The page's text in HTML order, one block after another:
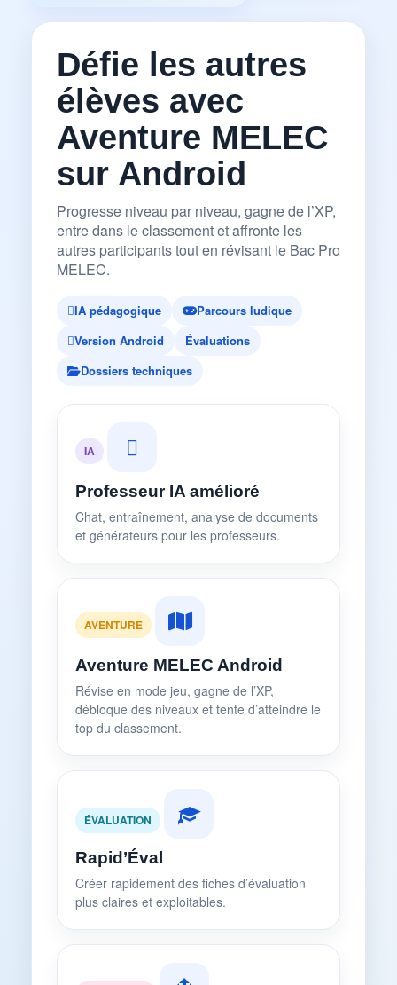
Défie les autres
élèves avec
Aventure MELEC
sur Android
Progresse niveau par niveau, gagne de l’XP,
entre dans le classement et affronte les
autres participants tout en révisant le Bac Pro
MELEC.
IA pédagogique
Parcours ludique
Version Android
Évaluations
Dossiers techniques
IA
Professeur IA amélioré
Chat, entraînement, analyse de documents
et générateurs pour les professeurs.
AVENTURE
Aventure MELEC Android
Révise en mode jeu, gagne de l’XP,
débloque des niveaux et tente d’atteindre le
top du classement.
ÉVALUATION
Rapid’Éval
Créer rapidement des fiches d’évaluation
plus claires et exploitables.